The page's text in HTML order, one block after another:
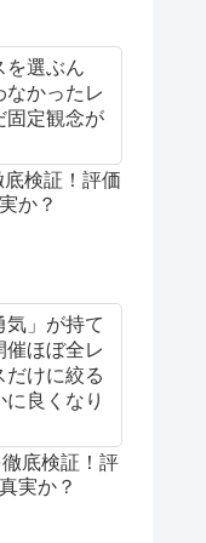
を選ぶん
なかったレ
固定観念が
検証！評価
か？
気」が持て
催ほぼ全レ
だけに絞る
良くなり
底検証！評
実か？